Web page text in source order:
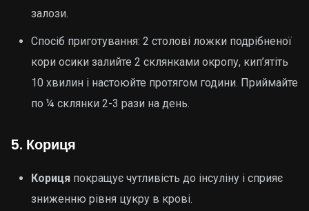
залози.
Спосіб приготування: 2 столові ложки подрібненої
кори осики залийте 2 склянками окропу, кип’ятіть
10 хвилин і настоюйте протягом години. Приймайте
по ¼ склянки 2-3 рази на день.
5. Кориця
Кориця покращує чутливість до інсуліну і сприяє
зниженню рівня цукру в крові.